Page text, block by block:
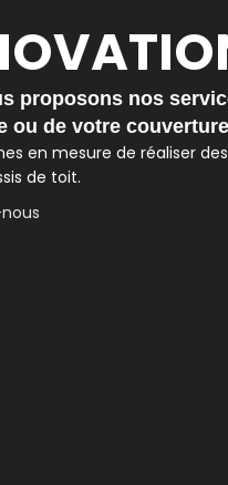
proposons nos
ou de votre
en mesure de réaliser
de toit.